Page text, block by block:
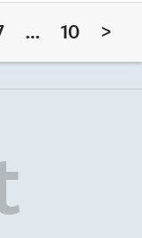
vote des femmes
Toronto Women’s
et, en
Women’s
pétitions et les
[…]
… 10 >